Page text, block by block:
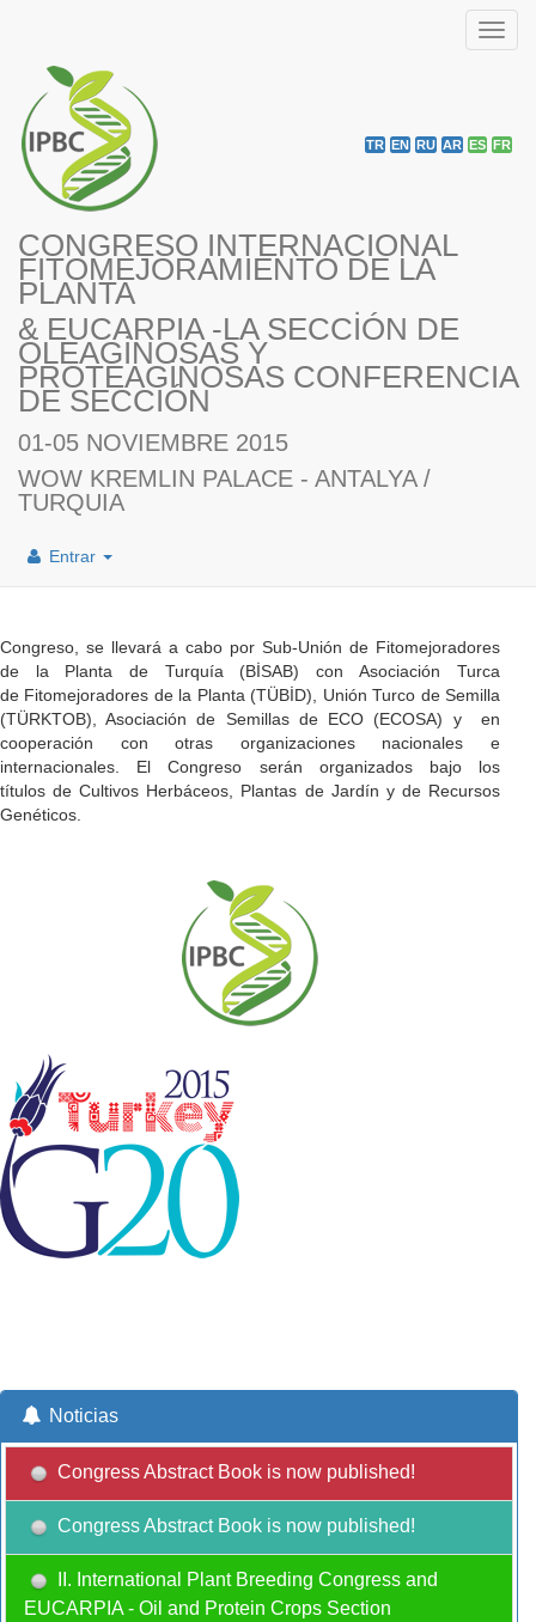
CONGRESO INTERNACIONAL
FITOMEJORAMIENTO DE LA
PLANTA
& EUCARPIA -LA SECCİÓN DE
OLEAGİNOSAS Y
PROTEAGİNOSAS CONFERENCIA
DE SECCIÓN
01-05 NOVIEMBRE 2015
WOW KREMLIN PALACE - ANTALYA /
TURQUIA
TR EN RU AR ES FR
Entrar
Congreso, se llevará a cabo por Sub-Unión de Fitomejoradores
de la Planta de Turquía (BİSAB) con Asociación Turca
de Fitomejoradores de la Planta (TÜBİD), Unión Turco de Semilla
(TÜRKTOB), Asociación de Semillas de ECO (ECOSA) y en
cooperación con otras organizaciones nacionales e
internacionales. El Congreso serán organizados bajo los
títulos de Cultivos Herbáceos, Plantas de Jardín y de Recursos
Genéticos.
Noticias
Congress Abstract Book is now published!
Congress Abstract Book is now published!
II. International Plant Breeding Congress and
EUCARPIA - Oil and Protein Crops Section